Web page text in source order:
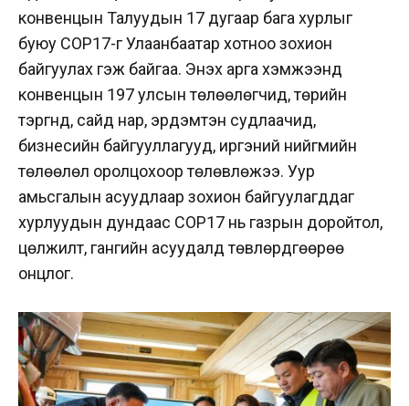
конвенцын Талуудын 17 дугаар бага хурлыг
буюу СOP17-г Улаанбаатар хотноо зохион
байгуулах гэж байгаа. Энэхүү арга хэмжээнд
конвенцын 197 улсын төлөөлөгчид, төрийн
тэргүүнүүд, сайд нар, эрдэмтэн судлаачид,
бизнесийн байгууллагууд, иргэний нийгмийн
төлөөлөл оролцохоор төлөвлөжээ. Уур
амьсгалын асуудлаар зохион байгуулагддаг
хурлуудын дундаас COP17 нь газрын доройтол,
цөлжилт, гангийн асуудалд төвлөрдгөөрөө
онцлог.